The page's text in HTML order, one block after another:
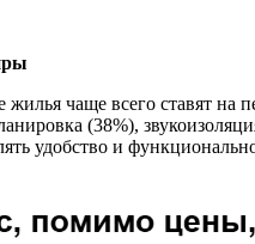
чаще всего ставят на
(38%),
удобство и